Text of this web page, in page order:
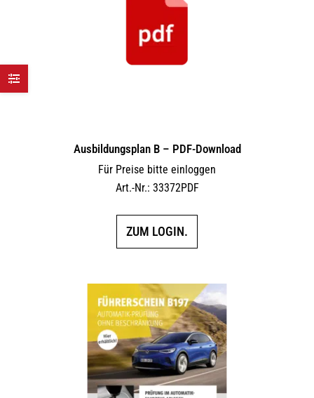
Ausbildungsplan B – PDF-Download
Für Preise bitte einloggen
Art.-Nr.: 33372PDF
ZUM LOGIN.